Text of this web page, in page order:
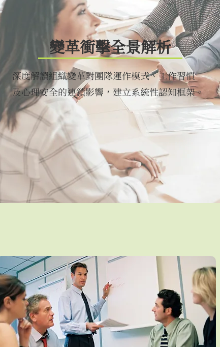
變革衝擊全景解析
深度解讀組織變革對團隊運作模式、工作習慣
及心理安全的連鎖影響，建立系統性認知框架。